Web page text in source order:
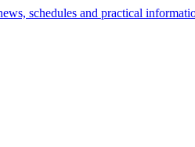
schedules and practical